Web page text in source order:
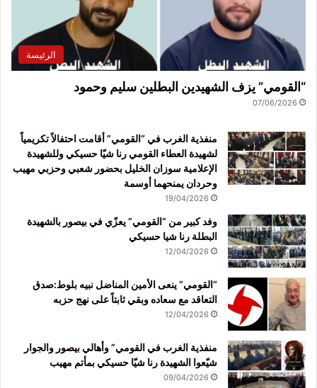
الرئيسة
“القومي” يزف الشهيدين البطلين سليم وحمود
07/06/2026
منفذية الغرب في “القومي” أقامت احتفالاً تكريمياً
لشهيدة العطاء القومي رنا شيّا حسيكي وللشهيدة
الإعلامية سوزان الخليل بحضور شعبي وحزبي مهيب
وحردان يمنحهما أوسمة
19/04/2026
وفد كبير من “القومي” يعزّي في بيصور بالشهيدة
البطلة رنا شيا حسيكي
12/04/2026
“القومي” ينعى الأمين المناضل نبيه بلوط:صدق
التعاقد مع سعاده وبقي ثابتاً على نهج حزبه
12/04/2026
منفذية الغرب في القومي” وأهالي بيصور والجوار
شيّعوا الشهيدة رنا شيّا حسيكي بمأتم مهيب
09/04/2026